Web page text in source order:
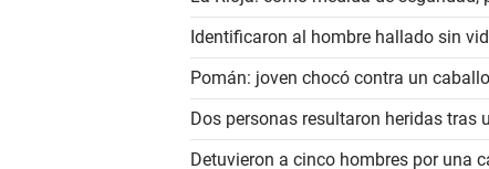
Identificaron al hombre hallado sin
Pomán: joven chocó contra un
Dos personas resultaron heridas tras
Detuvieron a cinco hombres por una